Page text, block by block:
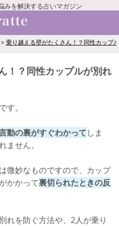
みを解決する占いマガジン
乗り越える壁がたくさん！？同性カップ
！？同性カップルが別れ
す。
動の裏がすぐわかってしま
ません。
微妙なものですので、カップ
かかって裏切られたときの反
れを防ぐ方法や、2人が乗り